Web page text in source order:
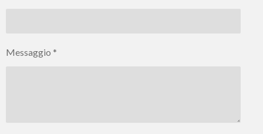
Messaggio *